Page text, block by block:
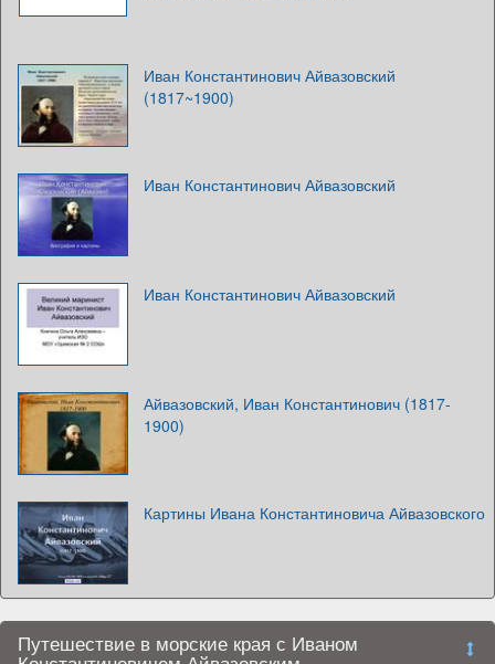
Иван Константинович Айвазовский
(1817~1900)
Иван Константинович Айвазовский
Иван Константинович Айвазовский
Айвазовский, Иван Константинович (1817-
1900)
Картины Ивана Константиновича Айвазовского
Путешествие в морские края с Иваном